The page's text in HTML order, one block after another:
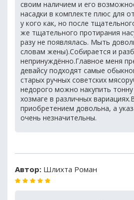
своим наличием и его
насадки в комплекте плюс для
у кого как, но после
же тщательного протирания
разу не появлялась. Мыть
словам жены).Собирается и
непринуждённо.Главное меня
девайсу подходят самые
старых ручных советских
недорого можно накупить
хозмаге в различных
приобретением довольна, а
очень незначительны.
Автор: Шлихта Роман